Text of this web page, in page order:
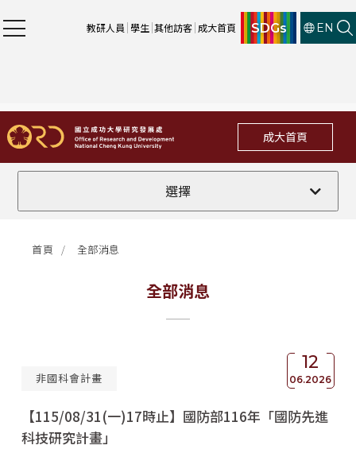
教研人員 學生 其他訪客 成大首頁 SDGs EN
成大首頁
選擇
全部
法規修訂
活動訊息
首頁 全部消息
全部消息
12
06.2026
非國科會計畫
【115/08/31(一)17時止】國防部116年「國防先進
科技研究計畫」